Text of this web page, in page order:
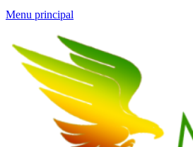
Menu principal